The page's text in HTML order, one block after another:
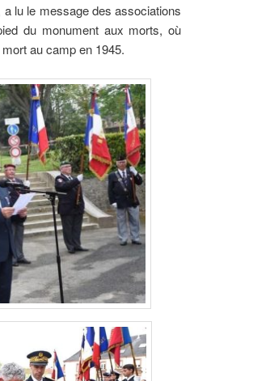
lu le message des associations
du monument aux morts, où
au camp en 1945.